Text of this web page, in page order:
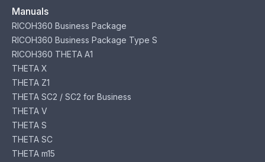
Manuals
RICOH360 Business Package
RICOH360 Business Package Type S
RICOH360 THETA A1
THETA X
THETA Z1
THETA SC2 / SC2 for Business
THETA V
THETA S
THETA SC
THETA m15